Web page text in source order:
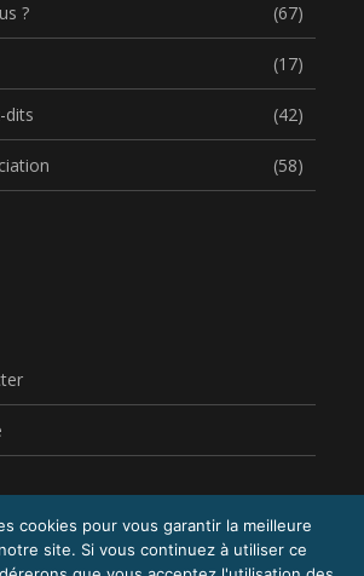
? (67)
(17)
dits (42)
(58)
cookies pour vous garantir la meilleure
site. Si vous continuez à utiliser ce